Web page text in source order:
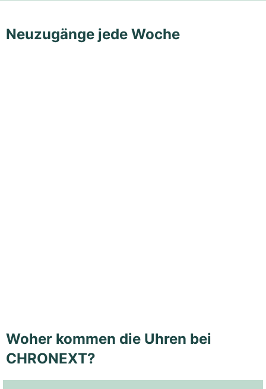
Neuzugänge jede Woche
Woher kommen die Uhren bei
CHRONEXT?